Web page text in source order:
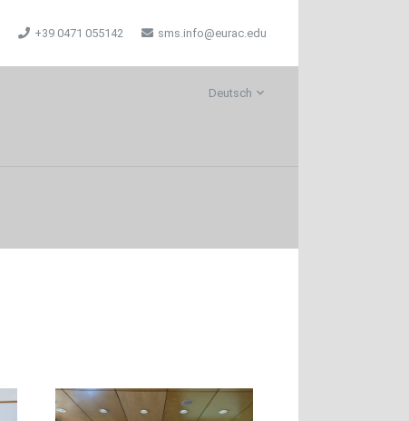
+39 0471 055142 sms.info@eurac.edu
Deutsch